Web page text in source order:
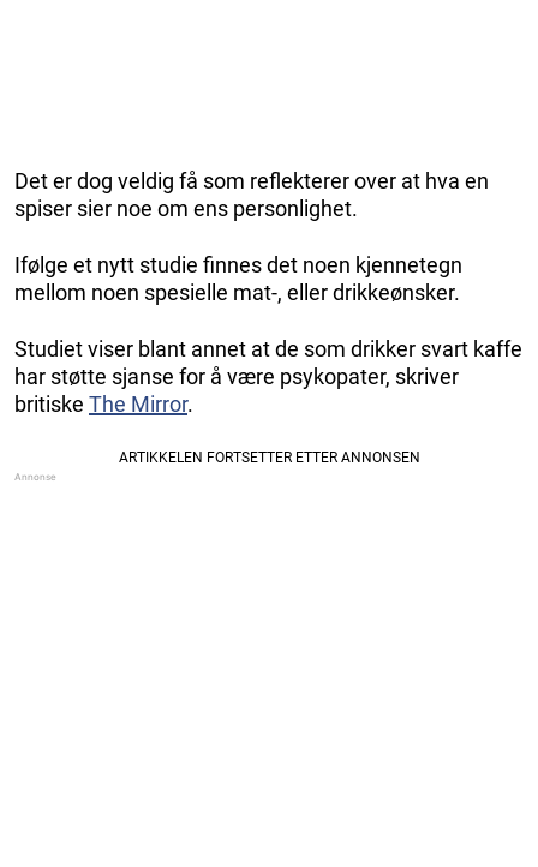
Det er dog veldig få som reflekterer over at hva en
spiser sier noe om ens personlighet.
Ifølge et nytt studie finnes det noen kjennetegn
mellom noen spesielle mat-, eller drikkeønsker.
Studiet viser blant annet at de som drikker svart kaffe
har støtte sjanse for å være psykopater, skriver
britiske The Mirror.